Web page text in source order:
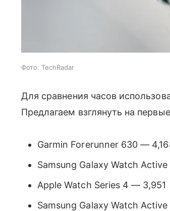
Фото: TechRadar
Для сравнения часов
Предлагаем взглянуть на
Garmin Forerunner 630 —
Samsung Galaxy Watch
Apple Watch Series 4 — 3,951
Samsung Galaxy Watch